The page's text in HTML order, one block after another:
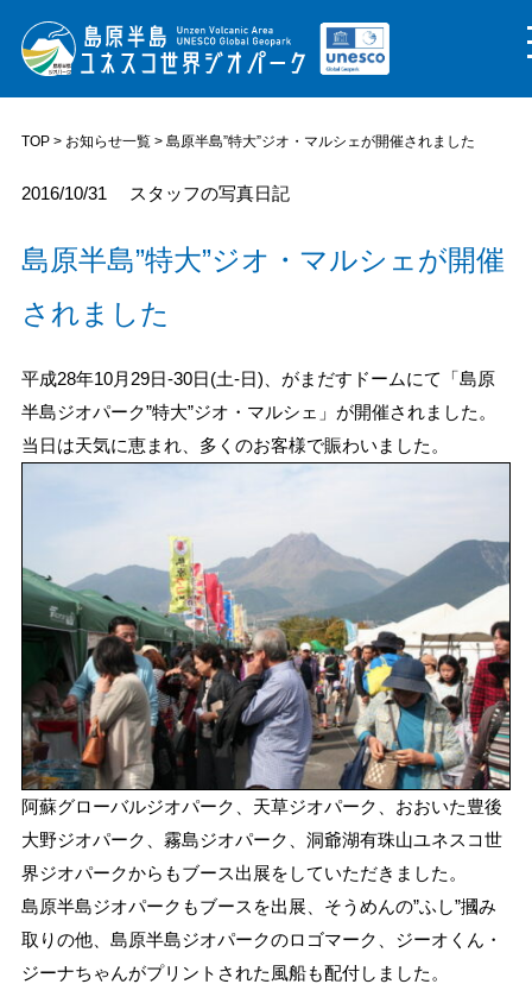
TOP> お知らせ一覧> 島原半島”特大”ジオ・マルシェが開催されました
2016/10/31 スタッフの写真日記
島原半島”特大”ジオ・マルシェが開催
されました
平成28年10月29日-30日(土-日)、がまだすドームにて「島原
半島ジオパーク”特大”ジオ・マルシェ」が開催されました。
当日は天気に恵まれ、多くのお客様で賑わいました。
阿蘇グローバルジオパーク、天草ジオパーク、おおいた豊後
大野ジオパーク、霧島ジオパーク、洞爺湖有珠山ユネスコ世
界ジオパークからもブース出展をしていただきました。
島原半島ジオパークもブースを出展、そうめんの”ふし”摑み
取りの他、島原半島ジオパークのロゴマーク、ジーオくん・
ジーナちゃんがプリントされた風船も配付しました。